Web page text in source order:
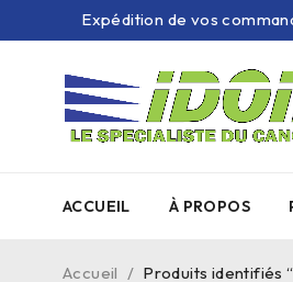
Expédition de vos
ACCUEIL À PROPOS
Accueil / Produits identifiés